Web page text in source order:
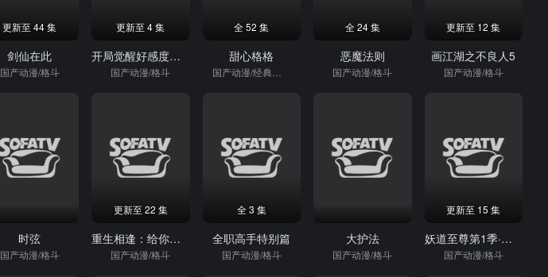
更新至 44 集
剑仙在此
国产动漫/格斗
更新至 4 集
开局觉醒好感度系统·动态漫
国产动漫/格斗
全 52 集
甜心格格
国产动漫/经典国漫/格斗
全 24 集
恶魔法则
国产动漫/格斗
更新至 12 集
画江湖之不良人5
国产动漫/格斗
时弦
国产动漫/格斗
更新至 22 集
重生相逢：给你我的独家宠溺动态漫画第3季
国产动漫/格斗
全 3 集
全职高手特别篇
国产动漫/格斗
大护法
国产动漫/格斗
更新至 15 集
妖道至尊第1季·动态漫
国产动漫/格斗